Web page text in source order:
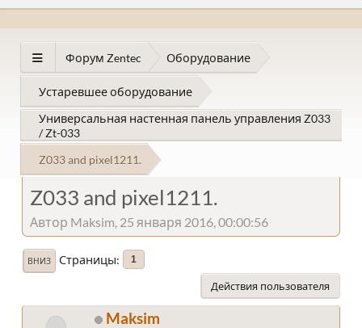
Форум Zentec Оборудование
Устаревшее оборудование
Универсальная настенная панель управления Z033
/ Zt-033
Z033 and pixel1211.
Z033 and pixel1211.
Автор Maksim, 25 января 2016, 00:00:56
ВНИЗ Страницы 1
Действия пользователя
Maksim